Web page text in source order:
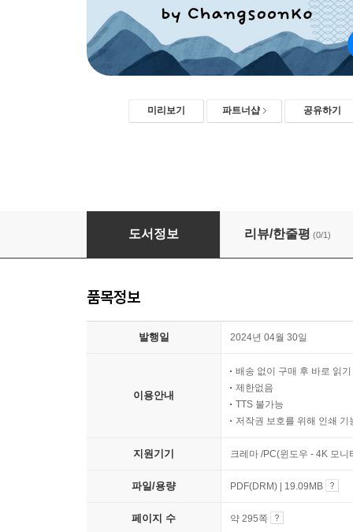
미리보기 파트너샵 공유하기
한국사 기본 한국사능력검정시험 문제지 12회
도서정보 리뷰/한줄평 (0/1)
품목정보
발행일 2024년 04월 30일
이용안내
배송 없이 구매 후 바로 읽기
제한없음
TTS 불가능
저작권 보호를 위해 인쇄 기
지원기기 크레마 /PC(윈도우 - 4K 모
파일/용량 PDF(DRM) | 19.09MB
페이지 수 약 295쪽